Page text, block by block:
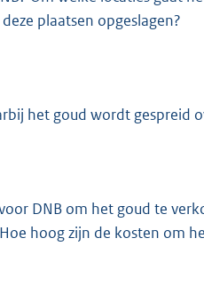
plaatsen opgeslagen?
het goud wordt gespreid
DNB om het goud te
hoog zijn de kosten om